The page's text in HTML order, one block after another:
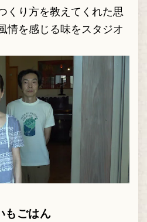
くり方を教えてくれた思
情を感じる味をスタジオ
もごはん